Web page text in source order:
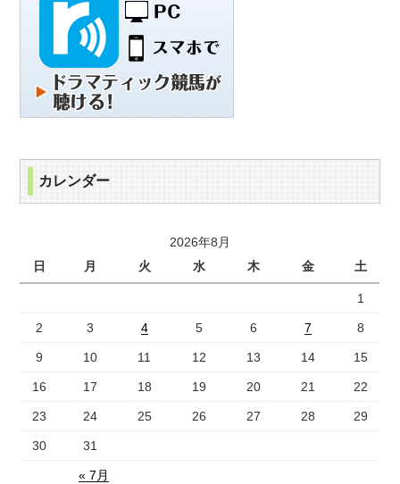
カレンダー
2026年8月
日
月 火 水 木 金 土
« 7月
1
2 3 4 5 6 7 8
9 10 11 12 13 14 15
16 17 18 19 20 21 22
23 24 25 26 27 28 29
30 31